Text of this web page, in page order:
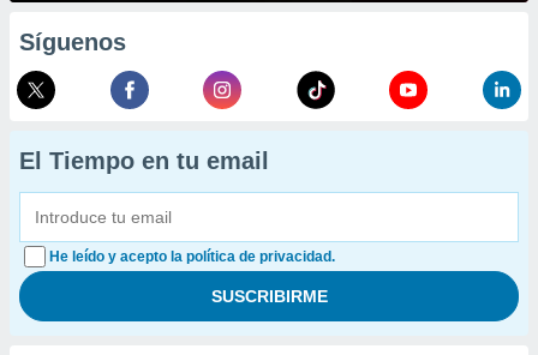
Síguenos
El Tiempo en tu email
He leído y acepto la política de privacidad.